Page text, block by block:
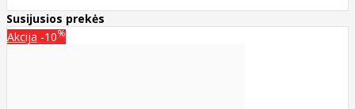
Susijusios prekės
Akcija -10%